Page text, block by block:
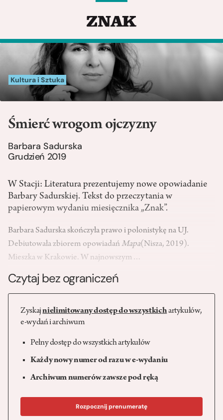
Kultura i Sztuka
Śmierć wrogom ojczyzny
Barbara Sadurska
Grudzień 2019
W Stacji: Literatura prezentujemy nowe opowiadanie
Barbary Sadurskiej. Tekst do przeczytania w
papierowym wydaniu miesięcznika „Znak”.
Barbara Sadurska skończyła prawo i polonistykę na UJ.
Debiutowała zbiorem opowiadańMapa(Nisza, 2019).
Mieszka w Krakowie. W najnowszym…
Czytaj bez ograniczeń
Zyskajnielimitowany dostęp do wszystkichartykułów,
e-wydań i archiwum
Pełny dostęp do wszystkich artykułów
Każdy nowy numer od razu w e-wydaniu
Archiwum numerów zawsze pod ręką
Rozpocznij prenumeratę